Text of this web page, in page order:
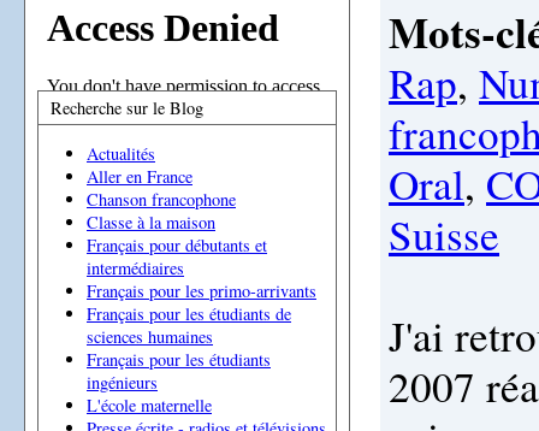
Recherche sur le Blog
Actualités
Aller en France
Chanson francophone
Classe à la maison
Français pour débutants et
intermédiaires
Français pour les primo-arrivants
Français pour les étudiants de
sciences humaines
Français pour les étudiants
ingénieurs
L'école maternelle
Mots-
Rap,
Oral,
Suisse
J'ai
2007